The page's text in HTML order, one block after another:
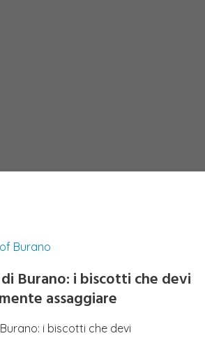
Burano: i biscotti che devi
assaggiare
i biscotti che devi